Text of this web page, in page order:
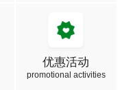
优惠活动
promotional activities